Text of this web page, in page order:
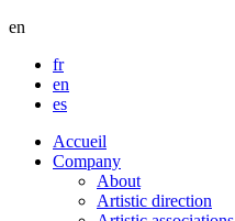
en
fr
en
es
Accueil
Company
About
Artistic direction